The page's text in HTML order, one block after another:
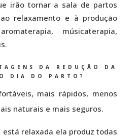
irão tornar a sala de partos
relaxamento e à produção
músicaterapia,
DA REDUÇÃO DA
DIA DO PARTO?
mais rápidos, menos
naturais e mais seguros.
está relaxada ela produz todas